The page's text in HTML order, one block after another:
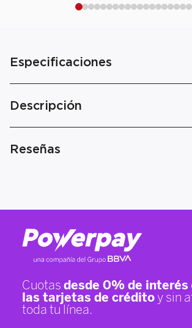
Especificaciones
Descripción
Reseñas